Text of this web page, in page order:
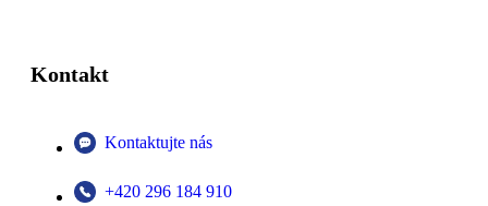
Kontakt
Kontaktujte nás
+420 296 184 910